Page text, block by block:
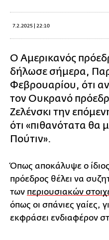
7.2.2025 | 22:10
Ο Αμερικανός
δήλωσε σήμερα,
Φεβρουαρίου, ότι
τον Ουκρανό
Ζελένσκι την
ότι «πιθανότατα θα
Πούτιν».
Όπως αποκάλυψε ο
πρόεδρος θέλει να
των περιουσιακών
όπως οι σπάνιες γαίες,
εκφράσει ενδιαφέρον